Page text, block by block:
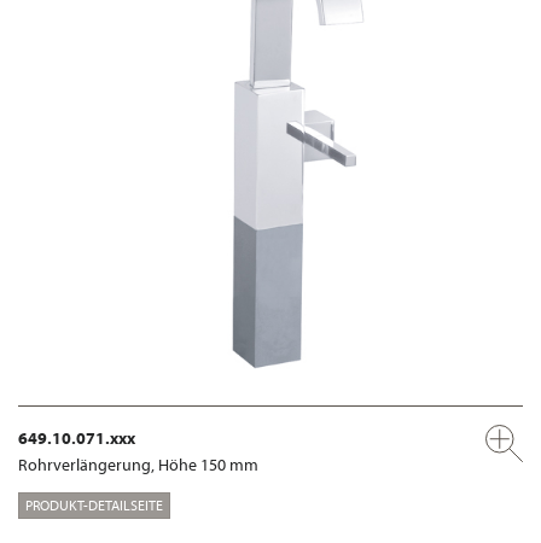
649.10.071.xxx
Rohrverlängerung, Höhe 150 mm
PRODUKT-DETAILSEITE